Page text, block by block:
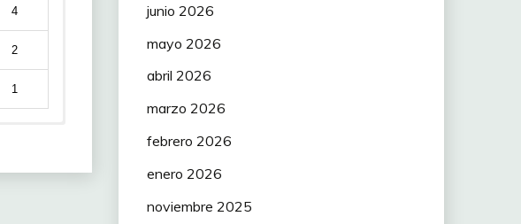
4
2
1
junio 2026
mayo 2026
abril 2026
marzo 2026
febrero 2026
enero 2026
noviembre 2025